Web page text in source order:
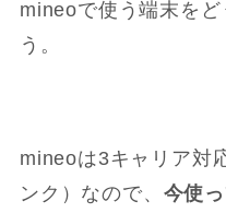
mineoで使う端末を
う。
mineoは3キャリア対
ンク）なので、 今使